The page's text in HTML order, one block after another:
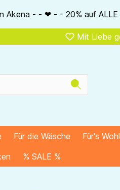
ALLE unsere Alkena-
Mit Liebe
Für die Wäsche Für's
% SALE %